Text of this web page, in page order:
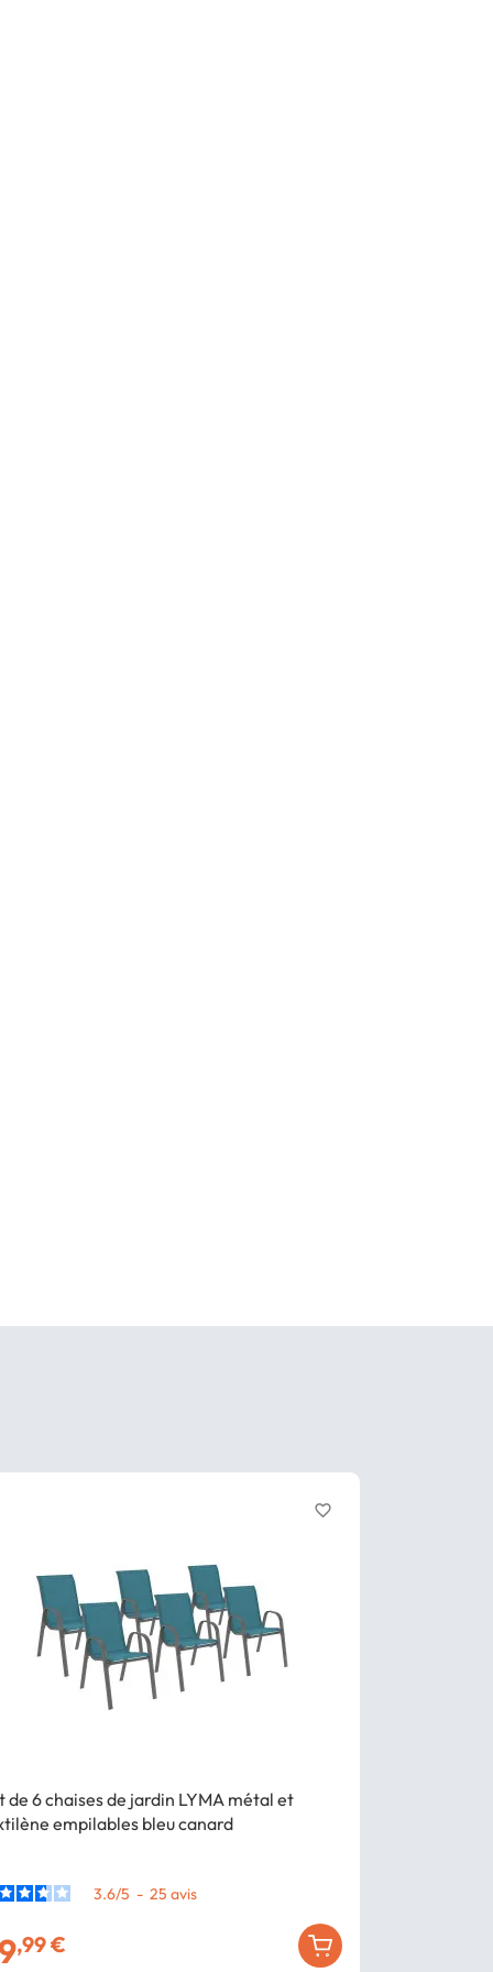
de 6 chaises de jardin LYMA métal et
empilables bleu canard
3.6/5 - 25 avis
,99 €
favorite_border